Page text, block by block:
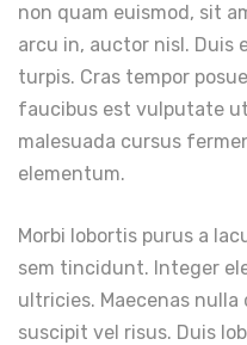
non quam euismod, sit
arcu in, auctor nisl. Duis
turpis. Cras tempor
faucibus est vulputate
malesuada cursus
elementum.
Morbi lobortis purus a
sem tincidunt. Integer
ultricies. Maecenas
suscipit vel risus. Duis